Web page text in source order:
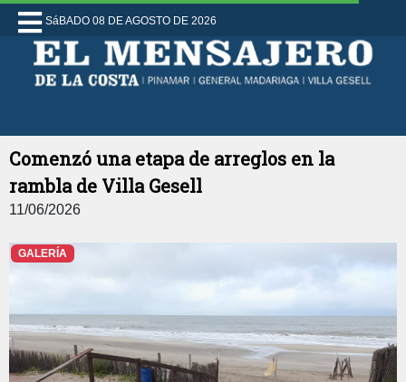
SáBADO 08 DE AGOSTO DE 2026
Comenzó una etapa de arreglos en la
rambla de Villa Gesell
11/06/2026
GALERÍA